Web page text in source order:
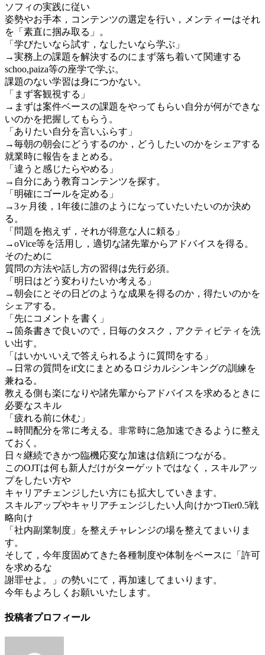
ソフィの実践に従い
姿勢やお手本，コンテンツの選定を行い，メンティーはそれ
を「素直に掴み取る」。
「学びたいなら試す，なしたいなら学ぶ」
→実務上の課題を解決するのにまず落ち着いて関連する
schoo,paiza等の座学で学ぶ。
課題のない学習は身につかない。
「まず客観視する」
→まずは案件ベースの課題をやってもらい自分が何ができな
いのかを把握してもらう。
「ありたい自分を言いふらす」
→毎朝の朝会にどうするのか，どうしたいのかをシェアする
就業時に報告をまとめる。
「違うと感じたらやめる」
→自分にあう教育コンテンツを探す。
「明確にゴールを定める」
→3ヶ月後，1年後に誰のようになっていたいたいのか決め
る。
「問題を抱えず，それが得意な人に頼る」
→oVice等を活用し，適切な諸先輩からアドバイスを得る。
そのために
質問の方法や話し方の習得は先行必須。
「明日はどう変わりたいか考える」
→朝会にとその日どのような成果を得るのか，得たいのかを
シェアする。
「先にコメントを書く」
→箇条書きで良いので，日毎のタスク，アクティビティを洗
い出す。
「はいかいいえで答えられるように質問をする」
→日常の質問をif文にまとめるロジカルシンキングの訓練を
兼ねる。
教える側も楽になりや諸先輩からアドバイスを求めるときに
必要なスキル
「疲れる前に休む」
→時間配分を常に考える。非常時に急加速できるように整え
ておく。
日々継続できかつ臨機応変な加速は信頼につながる。
このOJTは何も新人だけがターゲットではなく，スキルアッ
プをしたい方や
キャリアチェンジしたい方にも拡大していきます。
スキルアップやキャリアチェンジしたい人向けかつTier0.5戦
略向け
「社内副業制度」を整えチャレンジの場を整えてまいりま
す。
そして，今年度固めてきた各種制度や体制をベースに「許可
を求めるな
謝罪せよ。」の勢いにて，再加速してまいります。
今年もよろしくお願いいたします。
投稿者プロフィール